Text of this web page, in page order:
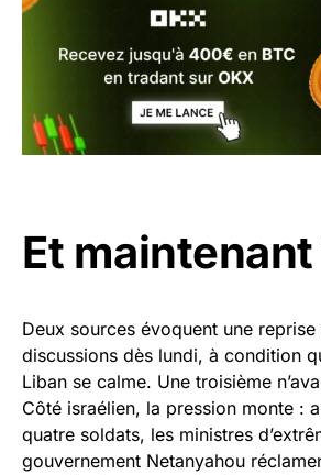
Et maintenant
Deux sources évoquent une
discussions dès lundi, à condition
Liban se calme. Une troisième
Côté israélien, la pression monte :
quatre soldats, les ministres
gouvernement Netanyahou